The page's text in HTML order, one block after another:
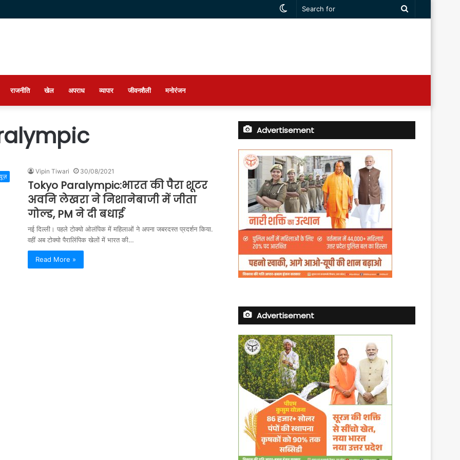
Search
Switch
राजनीति खेल अपराध व्यापार जीवनशैली मनोरंजन
Vipin Tiwari 30/08/2021
Tokyo Paralympic:भारत की पैरा शूटर
अवनि लेखरा ने निशानेबाजी में जीता
गोल्ड, PM ने दी बधाई
नई दिल्ली। पहले टोक्यो ओलंपिक में महिलाओं ने अपना जबरदस्त प्रदर्शन किया.
वहीं अब टोक्यो पैरालिंपिक खेलों में भारत की…
Read More »
Advertisement
Advertisement